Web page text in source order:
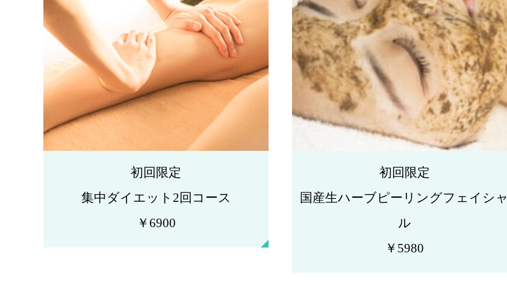
初回限定
集中ダイエット2回コース
￥6900
初回限定
国産生ハーブピーリングフェイシャ
ル
￥5980